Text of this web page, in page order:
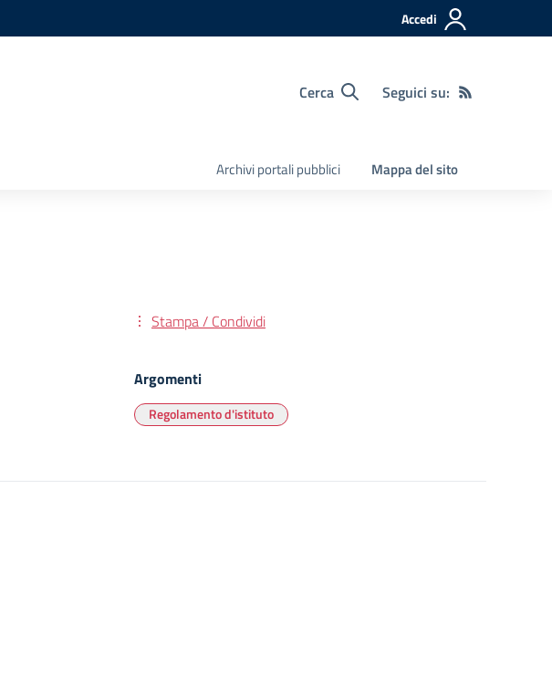
Accedi
Cerca Seguici su:
Archivi portali pubblici Mappa del sito
Stampa / Condividi
Argomenti
Regolamento d'istituto